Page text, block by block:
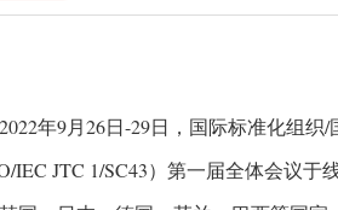
2022年9月26日-29日，国际标准化组
IEC JTC 1/SC43）第一届全体会议